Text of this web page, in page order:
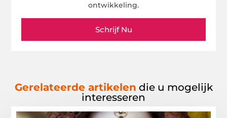
ontwikkeling.
Schrijf Nu
Gerelateerde artikelen die u mogelijk
interesseren